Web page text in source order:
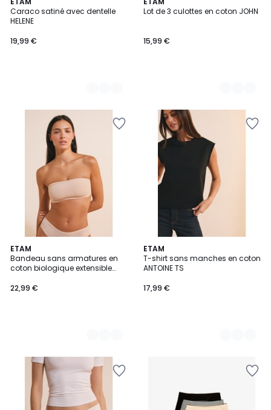
Caraco satiné avec dentelle
HELENE
19,99 €
4
Couleurs
Lot de 3 culottes en coton JOHN
15,99 €
2
Couleurs
ETAM
Bandeau sans armatures en
coton biologique extensible
22,99 €
5
Couleurs
ETAM
T-shirt sans manches en coton
ANTOINE TS
17,99 €
3
Couleurs